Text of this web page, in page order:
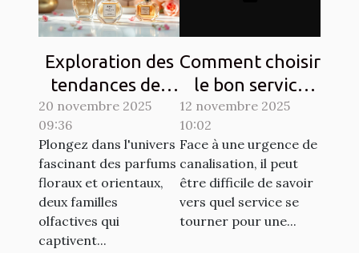
Exploration des
tendances des
parfums floraux
et orientaux
20 novembre 2025
09:36
Plongez dans l'univers
fascinant des parfums
floraux et orientaux,
deux familles
olfactives qui
captivent...
Comment choisir
le bon service
pour vos
urgences de
canalisation ?
12 novembre 2025
10:02
Face à une urgence de
canalisation, il peut
être difficile de savoir
vers quel service se
tourner pour une...